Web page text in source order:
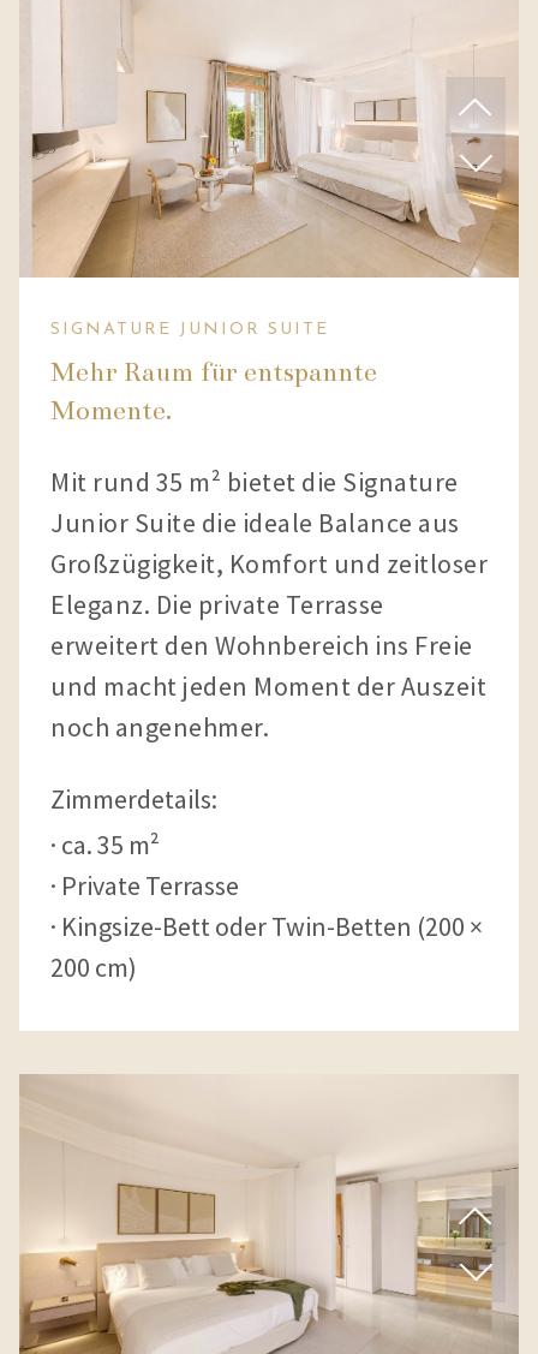
SIGNATURE JUNIOR SUITE
Mehr Raum für entspannte
Momente.
Mit rund 35 m² bietet die Signature
Junior Suite die ideale Balance aus
Großzügigkeit, Komfort und zeitloser
Eleganz. Die private Terrasse
erweitert den Wohnbereich ins Freie
und macht jeden Moment der Auszeit
noch angenehmer.
Zimmerdetails:
ca. 35 m²
Private Terrasse
Kingsize-Bett oder Twin-Betten (200 ×
200 cm)